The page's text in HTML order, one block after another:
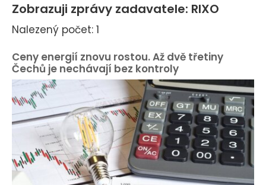
Zobrazuji zprávy zadavatele: RIXO
Nalezený počet: 1
Ceny energií znovu rostou. Až dvě třetiny
Čechů je nechávají bez kontroly